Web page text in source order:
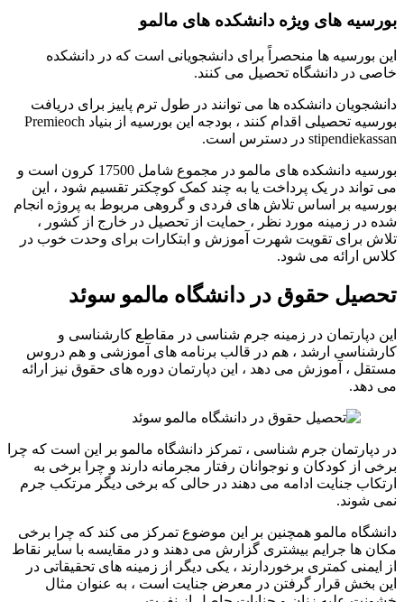
بورسیه های ویژه دانشکده های مالمو
این بورسیه ها منحصراً برای دانشجویانی است که در دانشکده
خاصی در دانشگاه تحصیل می کنند.
دانشجویان دانشکده ها می توانند در طول ترم پاییز برای دریافت
بورسیه تحصیلی اقدام کنند ، بودجه این بورسیه از بنیاد Premieoch
stipendiekassan در دسترس است.
بورسیه دانشکده های مالمو در مجموع شامل 17500 کرون است و
می تواند در یک پرداخت یا به چند کمک کوچکتر تقسیم شود ، این
بورسیه بر اساس تلاش های فردی و گروهی مربوط به پروژه انجام
شده در زمینه مورد نظر ، حمایت از تحصیل در خارج از کشور ،
تلاش برای تقویت شهرت آموزش و ابتکارات برای وحدت خوب در
کلاس ارائه می شود.
تحصیل حقوق در دانشگاه مالمو سوئد
این دپارتمان در زمینه جرم شناسی در مقاطع کارشناسی و
کارشناسی ارشد ، هم در قالب برنامه های آموزشی و هم دروس
مستقل ، آموزش می دهد ، این دپارتمان دوره های حقوق نیز ارائه
می دهد.
در دپارتمان جرم شناسی ، تمرکز دانشگاه مالمو بر این است که چرا
برخی از کودکان و نوجوانان رفتار مجرمانه دارند و چرا برخی به
ارتکاب جنایت ادامه می دهند در حالی که برخی دیگر مرتکب جرم
نمی شوند.
دانشگاه مالمو همچنین بر این موضوع تمرکز می کند که چرا برخی
مکان ها جرایم بیشتری گزارش می دهند و در مقایسه با سایر نقاط
از ایمنی کمتری برخوردارند ، یکی دیگر از زمینه های تحقیقاتی در
این بخش قرار گرفتن در معرض جنایت است ، به عنوان مثال